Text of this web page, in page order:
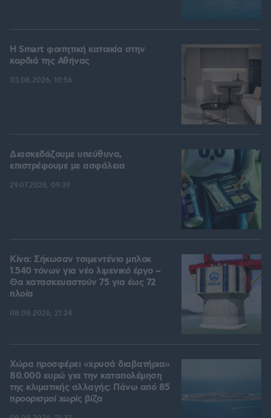
Η Smart φοιτητική κατοικία στην
καρδιά της Αθήνας
03.08.2026, 10:56
Διασκεδάζουμε υπεύθυνα,
επιστρέφουμε με ασφάλεια
29.07.2026, 09:39
Κίνα: Σήκωσαν τσιμεντένιο μπλοκ
1.540 τόνων για νέο λιμενικό έργο –
Θα κατασκευαστούν 75 για έως 72
πλοία
08.08.2026, 21:24
Χώρα προσφέρει «χρυσά διαβατήρια»
80.000 ευρώ για την καταπολέμηση
της κλιματικής αλλαγής: Πάνω από 85
προορισμοί χωρίς βίζα